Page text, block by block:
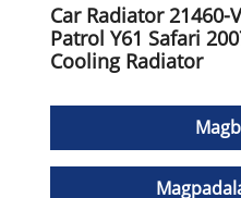
Car Radiator 21460-
Patrol Y61 Safari
Cooling Radiator